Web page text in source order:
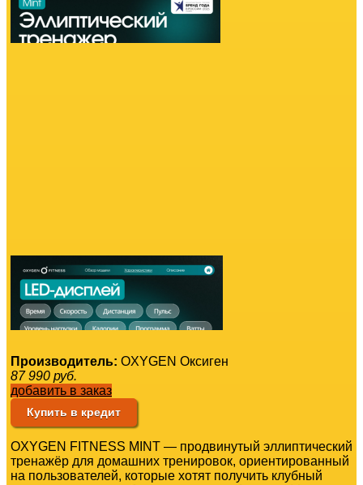
Производитель: OXYGEN Оксиген
87 990 руб.
добавить в заказ
Купить в кредит
OXYGEN FITNESS MINT — продвинутый эллиптический
тренажёр для домашних тренировок, ориентированный
на пользователей, которые хотят получить клубный